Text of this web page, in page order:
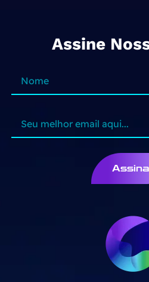
Assine